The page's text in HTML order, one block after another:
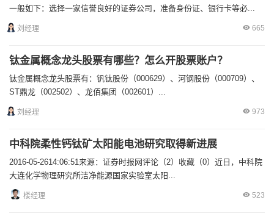
一般如下：选择一家信誉良好的证券公司，准备身份证、银行卡等必...
刘经理 665
钛金属概念龙头股票有哪些？怎么开股票账户？
钛金属概念龙头股票有：钒钛股份（000629）、河钢股份（000709）、
ST鼎龙（002502）、龙佰集团（002601）...
刘经理 973
中科院柔性钙钛矿太阳能电池研究取得新进展
2016-05-2614:06:51来源：证券时报网评论（2）收藏（0）近日，中科院
大连化学物理研究所洁净能源国家实验室太阳...
楼经理 523